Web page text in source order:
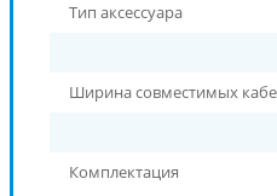
Тип аксессуара
Ширина совместимых
Комплектация